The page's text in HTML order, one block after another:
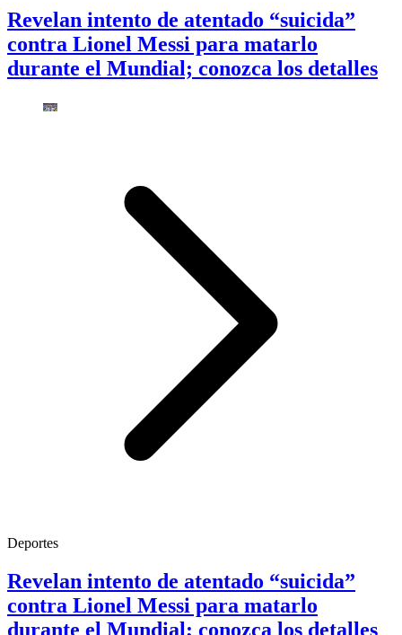
Revelan intento de atentado “suicida”
contra Lionel Messi para matarlo
durante el Mundial; conozca los detalles
Deportes
Revelan intento de atentado “suicida”
contra Lionel Messi para matarlo
durante el Mundial; conozca los detalles